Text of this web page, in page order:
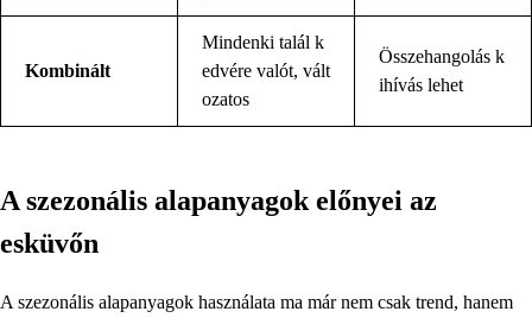
Kombinált
Mindenki talál k
edvére valót, vált
ozatos
Összehangolás k
ihívás lehet
A szezonális alapanyagok előnyei az
esküvőn
A szezonális alapanyagok használata ma már nem csak trend, hanem